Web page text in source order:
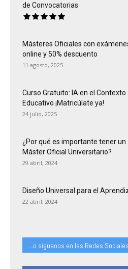
de Convocatorias
Másteres Oficiales con
online y 50% descuento
11 agosto, 2025
Curso Gratuito: IA en el Contexto
Educativo ¡Matricúlate ya!
24 julio, 2025
¿Por qué es importante tener un
Máster Oficial Universitario?
29 abril, 2024
Diseño Universal para el
22 abril, 2024
...o siguenos en las Redes Sociales